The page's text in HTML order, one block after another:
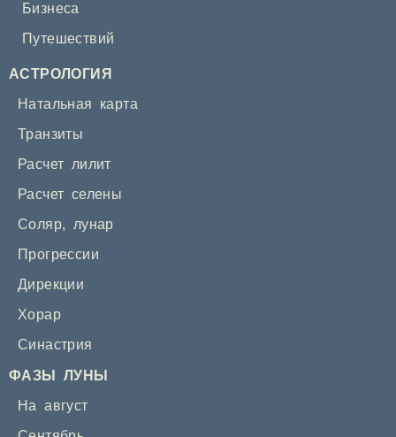
Бизнеса
Путешествий
АСТРОЛОГИЯ
Натальная карта
Транзиты
Расчет лилит
Расчет селены
Соляр, лунар
Прогрессии
Дирекции
Хорар
Синастрия
ФАЗЫ ЛУНЫ
На август